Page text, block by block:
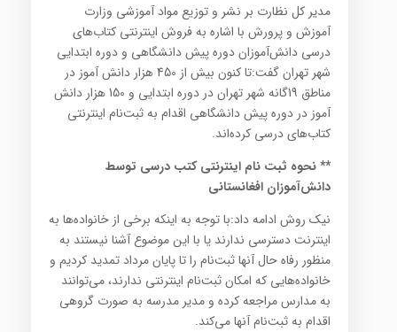
مدیر کل نظارت بر نشر و توزیع مواد آموزشی وزارت
آموزش و پرورش با اشاره به فروش اینترنتی کتاب‌های
درسی دانش‌آموزان دوره پیش دانشگاهی و دوره ابتدایی
شهر تهران گفت:‌تا کنون بیش از 450 هزار دانش آموز در
مناطق 19گانه شهر تهران در دوره ابتدایی و 150 هزار دانش
آموز در دوره پیش دانشگاهی اقدام به ثبت‌نام اینترنتی
کتاب‌های درسی کرده‌اند.
** نحوه ثبت نام اینترنتی کتب درسی توسط
دانش‌آموزان افغانستانی
نیک روش ادامه داد:‌با توجه به اینکه برخی از خانواده‌ها به
اینترنت دسترسی ندارند یا با این موضوع آشنا نیستند به
منظور رفاه حال آنها ثبت‌نام را تا پایان مرداد تمدید کردیم و
خانواده‌هایی که امکان ثبت‌نام اینترنتی ندارند، می‌توانند
به مدارس مراجعه کرده و مدیر مدرسه به صورت گروهی
اقدام به ثبت‌نام آنها می‌کند.